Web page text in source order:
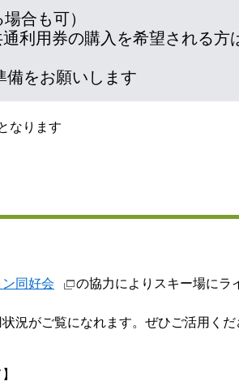
合も可）
利用券の購入を希望される方
備をお願いします
なります
同好会
の協力によりスキー場にラ
況がご覧になれます。ぜひご活用くだ